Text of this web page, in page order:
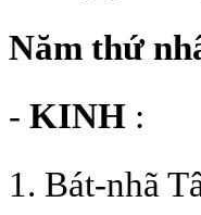
Năm thứ
- KINH :
1. Bát-nhã